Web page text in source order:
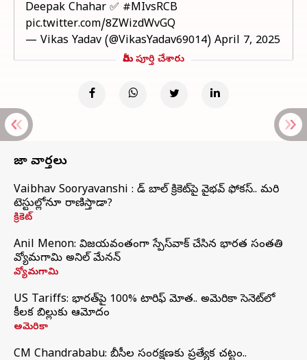
Deepak Chahar ✅ #MIvsRCB
pic.twitter.com/8ZWizdWvGQ
— Vikas Yadav (@VikasYadav69014) April 7, 2025
మీరు పూర్తి చేశారు
తాజా వార్తలు
Vaibhav Sooryavanshi : రెడ్ బాల్ క్రికెట్‌పై వైభవ్ ఫోకస్.. మరి
టెస్టుల్లోనూ రాణిస్తాడా?
క్రికెట్
Anil Menon: విజయవంతంగా స్పేస్‌వాక్‌ చేసిన భారత సంతతి
వ్యోమగామి అనిల్‌ మేనన్
వ్యోమగామి
US Tariffs: భారత్‌పై 100% టారిఫ్‌ మోత.. అమెరికా సెనెట్‌లో
కీలక బిల్లుకు ఆమోదం
అమెరికా
CM Chandrababu: బీసీల సంరక్షణకు ప్రత్యేక చట్టం..